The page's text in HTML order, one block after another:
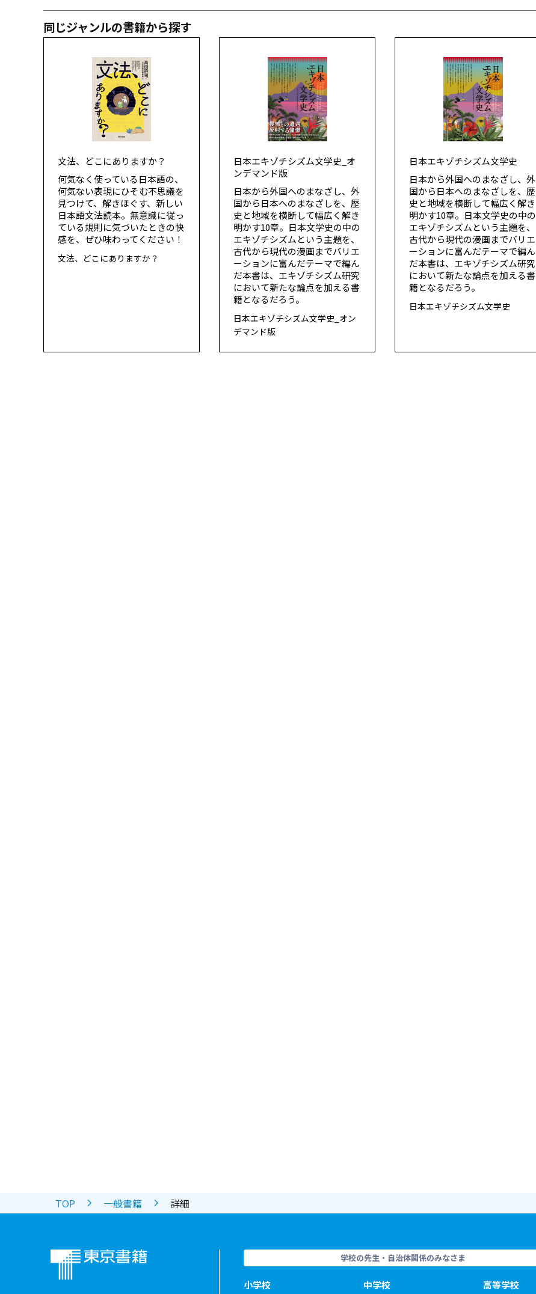
同じジャンルの書籍から探す
文法、どこにありますか？
何気なく使っている日本語の、
何気ない表現にひそむ不思議を
見つけて、解きほぐす、新しい
日本語文法読本。無意識に従っ
ている規則に気づいたときの快
感を、ぜひ味わってください！
文法、どこにありますか？
日本エキゾチシズム文学史_オ
ンデマンド版
日本から外国へのまなざし、外
国から日本へのまなざしを、歴
史と地域を横断して幅広く解き
明かす10章。日本文学史の中の
エキゾチシズムという主題を、
古代から現代の漫画までバリエ
ーションに富んだテーマで編ん
だ本書は、エキゾチシズム研究
において新たな論点を加える書
籍となるだろう。
日本エキゾチシズム文学史_オン
デマンド版
日本エキゾチシズム文学史
日本から外国へのまなざし、外
国から日本へのまなざしを、歴
史と地域を横断して幅広く解き
明かす10章。日本文学史の中の
エキゾチシズムという主題を、
古代から現代の漫画までバリエ
ーションに富んだテーマで編ん
だ本書は、エキゾチシズム研究
において新たな論点を加える書
籍となるだろう。
日本エキゾチシズム文学史
TOP 一般書籍 詳細
学校の先生・自治体関係のみなさま
小学校 中学校 高等学校